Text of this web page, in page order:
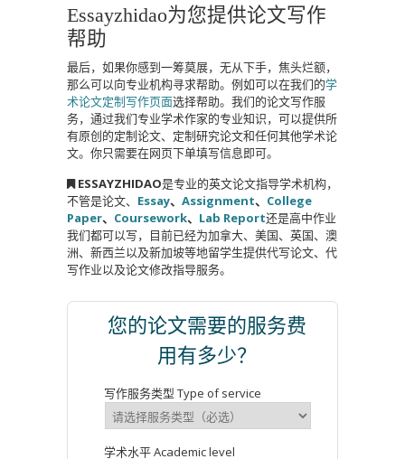
Essayzhidao为您提供论文写作
帮助
最后，如果你感到一筹莫展，无从下手，焦头烂额，
那么可以向专业机构寻求帮助。例如可以在我们的学
术论文定制写作页面选择帮助。我们的论文写作服
务，通过我们专业学术作家的专业知识，可以提供所
有原创的定制论文、定制研究论文和任何其他学术论
文。你只需要在网页下单填写信息即可。
ESSAYZHIDAO是专业的英文论文指导学术机构，
不管是论文、 Essay、 Assignment、 College
Paper、 Coursework、 Lab Report还是高中作业
我们都可以写，目前已经为加拿大、美国、英国、澳
洲、新西兰以及新加坡等地留学生提供代写论文、代
写作业以及论文修改指导服务。
您的论文需要的服务费
用有多少？
写作服务类型 Type of service
学术水平 Academic level